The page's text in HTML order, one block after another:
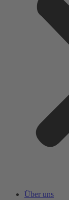
Über uns